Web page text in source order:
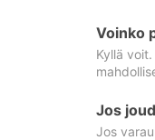
Voinko
Kyllä
Jos
Jos